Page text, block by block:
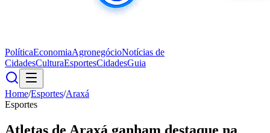
PolíticaEconomiaAgronegócioNotícias de
CidadesCulturaEsportesCidadesGuia
Home/Esportes/Araxá
Esportes